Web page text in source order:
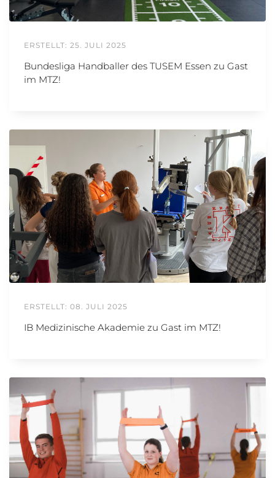
ERSTELLT: 25. JULI 2025
Bundesliga Handballer des TUSEM Essen zu Gast
im MTZ!
ERSTELLT: 08. JULI 2025
IB Medizinische Akademie zu Gast im MTZ!